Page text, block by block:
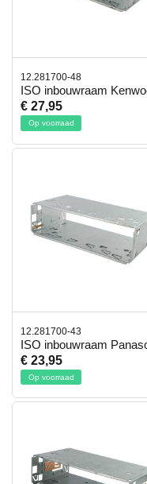
12.281700-48
ISO inbouwraam
€ 27,95
Op voorraad
12.281700-43
ISO inbouwraam
€ 23,95
Op voorraad